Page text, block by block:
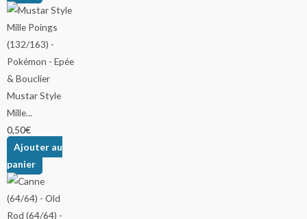
Mustar Style
Mille...
0,50€
Ajouter au
panier